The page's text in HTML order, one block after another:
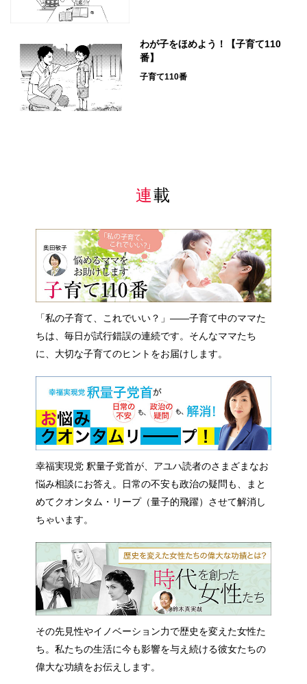
わが子をほめよう！【子育て110
番】
子育て110番
連載
「私の子育て、これでいい？」――子育て中のママた
ちは、毎日が試行錯誤の連続です。そんなママたち
に、大切な子育てのヒントをお届けします。
幸福実現党 釈量子党首が、アユハ読者のさまざまなお
悩み相談にお答え。日常の不安も政治の疑問も、まと
めてクオンタム・リープ（量子的飛躍）させて解消し
ちゃいます。
その先見性やイノベーション力で歴史を変えた女性た
ち。私たちの生活に今も影響を与え続ける彼女たちの
偉大な功績をお伝えします。